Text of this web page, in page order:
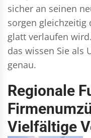
sicher an seinen
sorgen gleichzeitig
glatt verlaufen
das wissen Sie als
genau.
Regionale
Vielfältige